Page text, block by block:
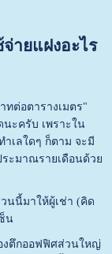
ายแฝงอะไร
ต่อตารางเมตร"
ะครับ เพราะใน
เลใดๆ ก็ตาม จะมี
ะมาณรายเดือนด้วย
นนี้มาให้ผู้เช่า (คิด
น
งตึกออฟฟิศส่วนใหญ่